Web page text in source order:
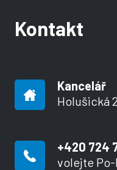
Kontakt
Kancelář
Holušická
+420 724
volejte Po-